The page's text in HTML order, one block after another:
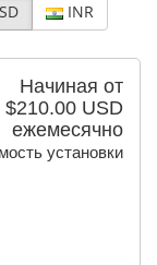
INR
Начиная от
$210.00 USD
ежемесячно
установки